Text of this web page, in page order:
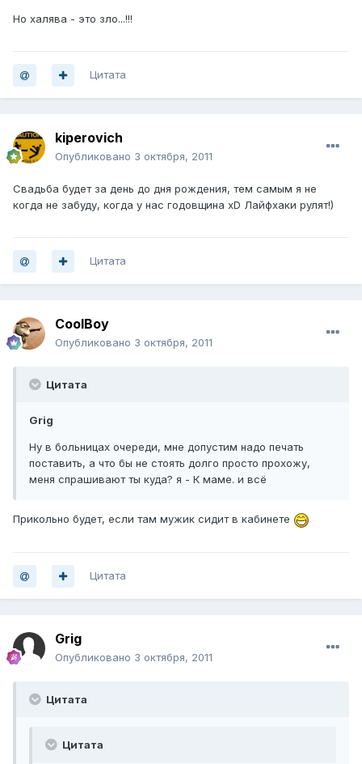
Но халява - это зло...!!!
Цитата
kiperovich
Опубликовано 3 октября, 2011
Свадьба будет за день до дня рождения, тем самым я не
когда не забуду, когда у нас годовщина xD Лайфхаки рулят!)
Цитата
CoolBoy
Опубликовано 3 октября, 2011
Цитата
Grig
Ну в больницах очереди, мне допустим надо печать
поставить, а что бы не стоять долго просто прохожу,
меня спрашивают ты куда? я - К маме. и всё
Прикольно будет, если там мужик сидит в кабинете
Цитата
Grig
Опубликовано 3 октября, 2011
Цитата
Цитата